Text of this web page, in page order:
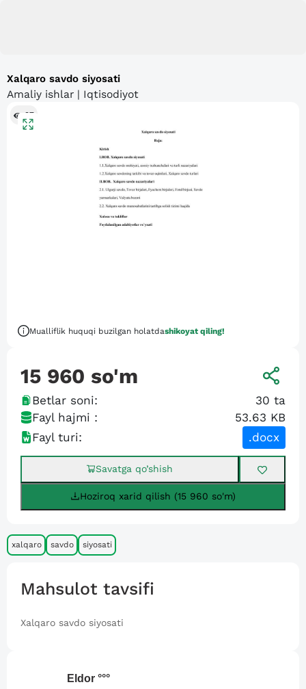
Xalqaro savdo siyosati
Amaliy ishlar | Iqtisodiyot
97
Mualliflik huquqi buzilgan holatdashikoyat qiling!
15 960 so'm
Betlar soni: 30 ta
Fayl hajmi :
53.63 KB
Fayl turi:
.docx
Savatga qo’shish
Hoziroq xarid qilish (15 960 so'm)
xalqaro savdo siyosati
Mahsulot tavsifi
Xalqaro savdo siyosati
Eldor °°°